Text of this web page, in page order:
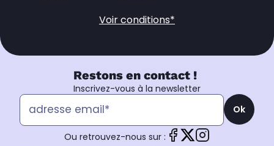
Voir conditions*
Restons en contact !
Inscrivez-vous à la newsletter
Ok
Ou retrouvez-nous sur :